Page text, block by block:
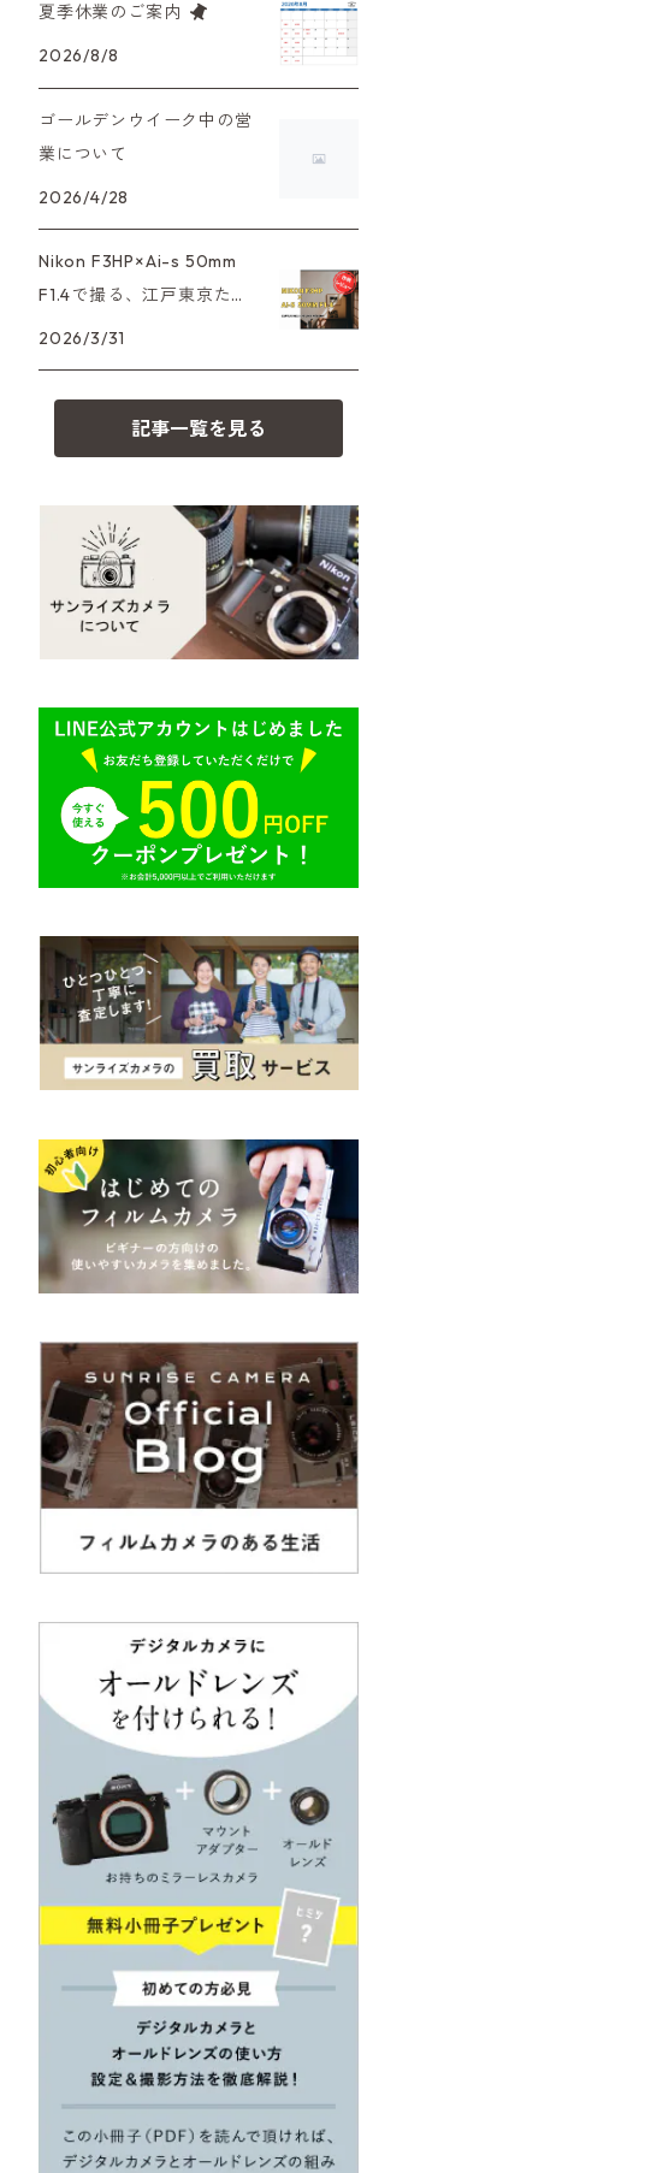
XAシリーズ
35DC、35SP
PEN F、FT
OM-1
HASSELBLAD（ハッセルブラッ
ド）
35シリーズ
RICOH（リコー）
YASHICA（ヤシカ）
Carl Zeiss（カールツァイス）
Mamiya（マミヤ）
Plaubel（プラウベル）
BRONICA（ブロニカ）
SONY（ソニー）
SIGMA（シグマ）
Tokina（トキナー）
TAMRON（タムロン）
K&F（ケーアンドエフ）
その他
レンズその他
EF（キヤノン）
A（ミノルタ（ソニー））
MD（ミノルタ）
K（ペンタックス）
M（ライカ）
R（ライカ）
AR（コニカ）
O（その他）
プレゼント、贈答用にも！
夏季休業のご案内
2026/8/8
ゴールデンウイーク中の営
業について
2026/4/28
Nikon F3HP×Ai-s 50mm
F1.4で撮る、江戸東京たて
もの園。ノスタルジーを切
2026/3/31
記事一覧を見る